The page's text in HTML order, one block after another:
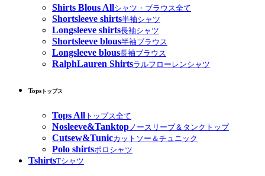
Shirts Blous Allシャツ・ブラウス全て
Shortsleeve shirts半袖シャツ
Longsleeve shirts長袖シャツ
Shortsleeve blous半袖ブラウス
Longsleeve blous長袖ブラウス
RalphLauren Shirtsラルフローレンシャツ
Tops トップス
Tops All トップス全て
Nosleeve&Tanktopノースリーブ＆タンクトップ
Cutsew&Tunicカットソー＆チュニック
Polo shirtsポロシャツ
TshirtsTシャツ